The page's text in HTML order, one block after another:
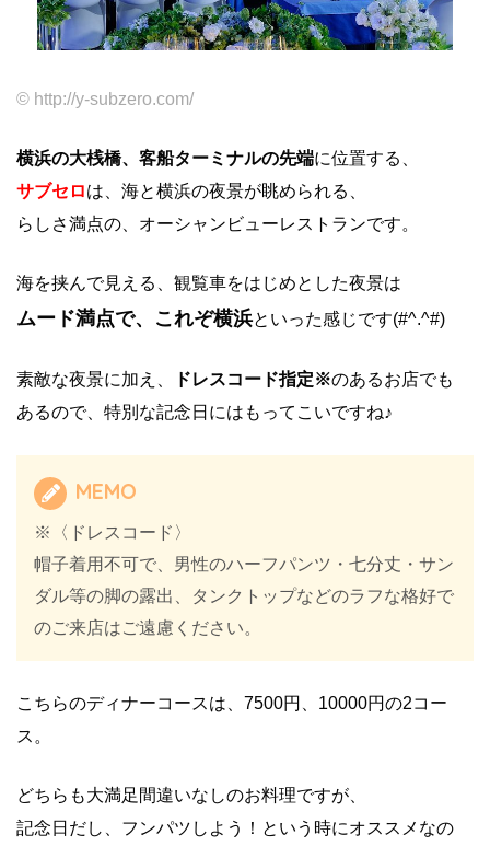
© http://y-subzero.com/
横浜の大桟橋、客船ターミナルの先端に位置する、
サブセロは、海と横浜の夜景が眺められる、
らしさ満点の、オーシャンビューレストランです。
海を挟んで見える、観覧車をはじめとした夜景は
ムード満点で、これぞ横浜といった感じです(#^.^#)
素敵な夜景に加え、 ドレスコード指定※のあるお店でも
あるので、特別な記念日にはもってこいですね♪
MEMO
※〈ドレスコード〉
帽子着用不可で、男性のハーフパンツ・七分丈・サン
ダル等の脚の露出、タンクトップなどのラフな格好で
のご来店はご遠慮ください。
こちらのディナーコースは、7500円、10000円の2コー
ス。
どちらも大満足間違いなしのお料理ですが、
記念日だし、フンパツしよう！という時にオススメなの